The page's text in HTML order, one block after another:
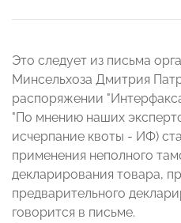
Это следует из письма
Минсельхоза Дмитрия
распоряжении
"По мнению наших
исчерпание квоты - ИФ)
применения неполного
декларирования товара,
предварительного
говорится в письме.